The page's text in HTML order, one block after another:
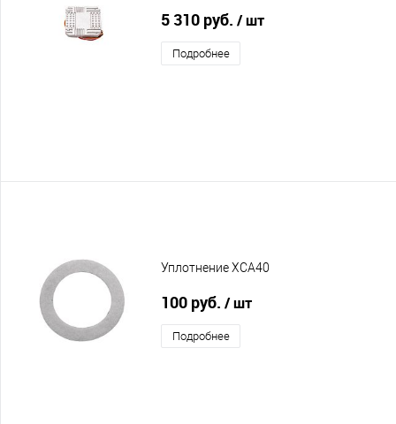
5 310 руб. / шт
Подробнее
Уплотнение XCA40
100 руб. / шт
Подробнее